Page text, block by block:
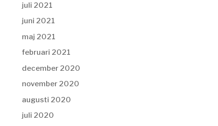
juli 2021
juni 2021
maj 2021
februari 2021
december 2020
november 2020
augusti 2020
juli 2020